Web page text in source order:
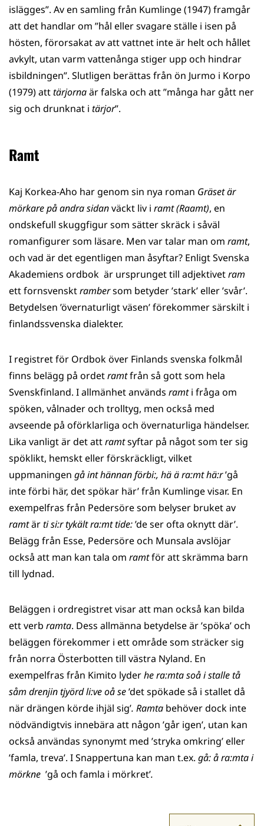
islägges”. Av en samling från Kumlinge (1947) framgår
att det handlar om ”hål eller svagare ställe i isen på
hösten, förorsakat av att vattnet inte är helt och hållet
avkylt, utan varm vattenånga stiger upp och hindrar
isbildningen”. Slutligen berättas från ön Jurmo i Korpo
(1979) atttärjornaär falska och att ”många har gått ner
sig och drunknat i tärjor”.
Ramt
Kaj Korkea-Aho har genom sin nya roman Gräset är
mörkare på andra sidanväckt liv i ramt (Raamt), en
ondskefull skuggfigur som sätter skräck i såväl
romanfigurer som läsare. Men var talar man om ramt,
och vad är det egentligen man åsyftar? Enligt Svenska
Akademiens ordbok är ursprunget till adjektivetram
ett fornsvensktrambersom betyder ’stark’ eller ’svår’.
Betydelsen ’övernaturligt väsen’ förekommer särskilt i
finlandssvenska dialekter.
I registret för Ordbok över Finlands svenska folkmål
finns belägg på ordetramtfrån så gott som hela
Svenskfinland. I allmänhet används ramti fråga om
spöken, vålnader och trolltyg, men också med
avseende på oförklarliga och övernaturliga händelser.
Lika vanligt är det attramtsyftar på något som ter sig
spöklikt, hemskt eller förskräckligt, vilket
uppmaningen gå int hännan förbi:, hä ä ra:mt hä:r’gå
inte förbi här, det spökar här’ från Kumlinge visar. En
exempelfras från Pedersöre som belyser bruket av
ramtärti si:r tykält ra:mt tide:’de ser ofta oknytt där’.
Belägg från Esse, Pedersöre och Munsala avslöjar
också att man kan tala om ramtför att skrämma barn
till lydnad.
Beläggen i ordregistret visar att man också kan bilda
ett verb ramta. Dess allmänna betydelse är ’spöka’ och
beläggen förekommer i ett område som sträcker sig
från norra Österbotten till västra Nyland. En
exempelfras från Kimito lyderhe ra:mta soå i stalle tå
såm drenjin tjyörd li:ve oå se’det spökade så i stallet då
när drängen körde ihjäl sig’. Ramta behöver dock inte
nödvändigtvis innebära att någon ’går igen’, utan kan
också användas synonymt med ’stryka omkring’ eller
’famla, treva’. I Snappertuna kan man t.ex. gå: å ra:mta i
mörkne ’gå och famla i mörkret’.